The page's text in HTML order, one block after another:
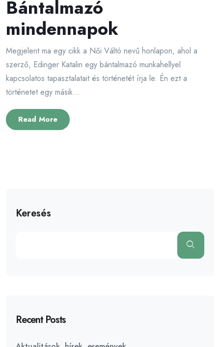
Bántalmazó
mindennapok
Megjelent ma egy cikk a Női Váltó nevű honlapon, ahol a
szerző, Edinger Katalin egy bántalmazó munkahellyel
kapcsolatos tapasztalatait és történetét írja le. Én ezt a
történetet egy másik...
Read More
Keresés
Recent Posts